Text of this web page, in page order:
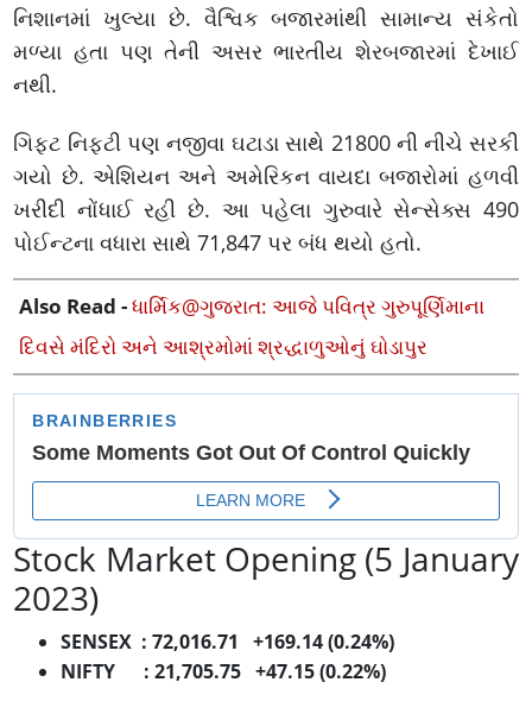
નિશાનમાં ખુલ્યા છે. વૈશ્વિક બજારમાંથી સામાન્ય સંકેતો
મળ્યા હતા પણ તેની અસર ભારતીય શેરબજારમાં દેખાઈ
નથી.
ગિફ્ટ નિફ્ટી પણ નજીવા ઘટાડા સાથે 21800 ની નીચે સરકી
ગયો છે. એશિયન અને અમેરિકન વાયદા બજારોમાં હળવી
ખરીદી નોંધાઈ રહી છે. આ પહેલા ગુરુવારે સેન્સેક્સ 490
પોઈન્ટના વધારા સાથે 71,847 પર બંધ થયો હતો.
Also Read -ધાર્મિક@ગુજરાત: આજે પવિત્ર ગુરુપૂર્ણિમાના
દિવસે મંદિરો અને આશ્રમોમાં શ્રદ્ધાળુઓનું ઘોડાપુર
Stock Market Opening (5 January
2023)
SENSEX : 72,016.71 +169.14 (0.24%)
NIFTY : 21,705.75 +47.15 (0.22%)